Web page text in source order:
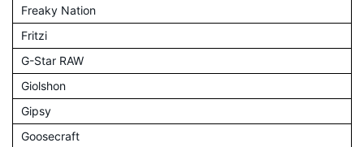
Freaky Nation
Fritzi
G-Star RAW
Giolshon
Gipsy
Goosecraft